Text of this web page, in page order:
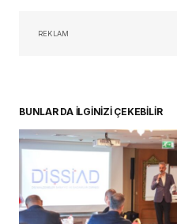
REKLAM
BUNLAR DA İLGİNİZİ ÇEKEBİLİR